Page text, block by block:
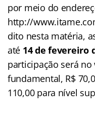
por meio do
http://
dito nesta matéria,
até 14 de fevereiro
participação será no
fundamental, R$
110,00 para nível